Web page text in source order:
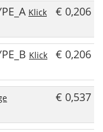
Klick
€ 0,206
Klick
€ 0,206
€ 0,537